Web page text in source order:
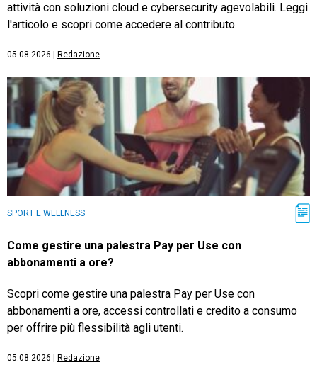
attività con soluzioni cloud e cybersecurity agevolabili. Leggi
l'articolo e scopri come accedere al contributo.
05.08.2026 Redazione
SPORT E WELLNESS
Come gestire una palestra Pay per Use con
abbonamenti a ore?
Scopri come gestire una palestra Pay per Use con
abbonamenti a ore, accessi controllati e credito a consumo
per offrire più flessibilità agli utenti.
05.08.2026 Redazione